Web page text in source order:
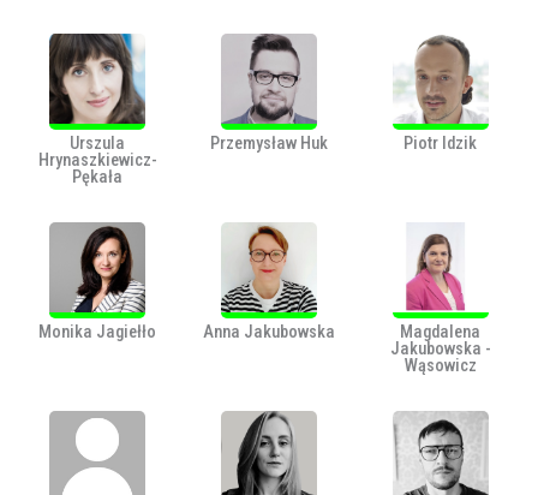
Urszula
Hrynaszkiewicz-
Pękała
Przemysław Huk Piotr Idzik
Monika Jagiełło Anna Jakubowska
Magdalena
Jakubowska -
Wąsowicz